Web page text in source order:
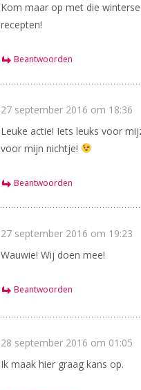
Kom maar op met die
recepten!
Beantwoorden
27 september 2016 om 18:36
Leuke actie! Iets leuks voor
voor mijn nichtje!
Beantwoorden
27 september 2016 om 19:23
Wauwie! Wij doen mee!
Beantwoorden
28 september 2016 om 01:05
Ik maak hier graag kans op.